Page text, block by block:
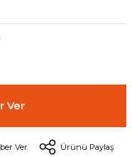
Ver
Ver Ürünü Paylaş